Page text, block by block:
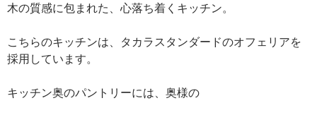
木の質感に包まれた、心落ち着くキッチン。
こちらのキッチンは、タカラスタンダードのオフェリアを
採用しています。
キッチン奥のパントリーには、奥様の